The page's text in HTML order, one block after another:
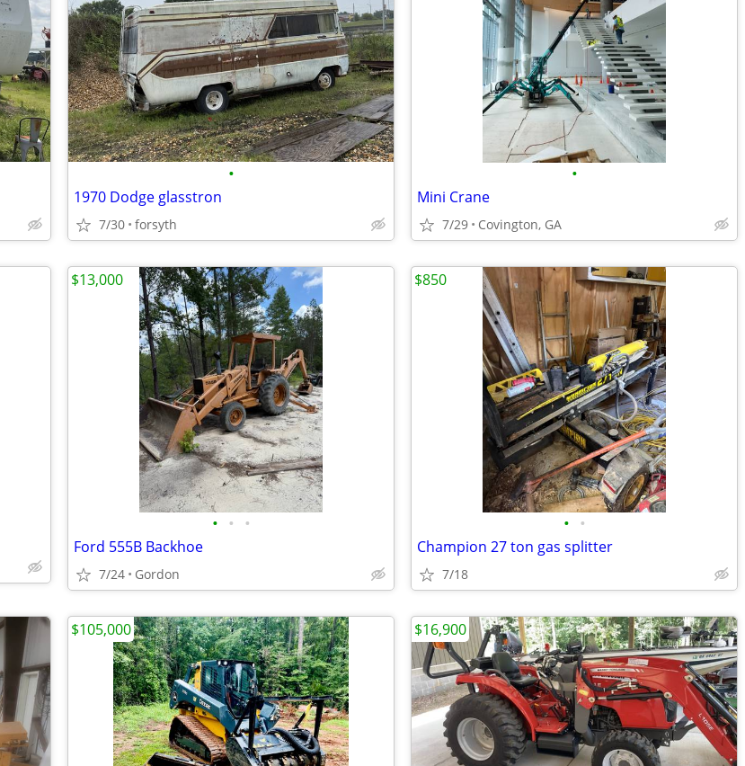
•
1970 Dodge glasstron
7/30 forsyth
•
Mini Crane
7/29 Covington, GA
• • •
Ford 555B Backhoe
7/24 Gordon
$13,000
• •
Champion 27 ton gas splitter
7/18
$850
$105,000 $16,900